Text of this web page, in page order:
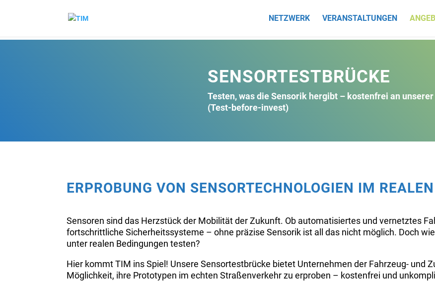
NETZWERK VERANSTALTUNGEN
SENSORTESTBRÜCKE
Testen, was die Sensorik hergibt – kostenfrei an
(Test-before-invest)
ERPROBUNG VON SENSORTECHNOLOGIEN IM REALEN
Sensoren sind das Herzstück der Mobilität der Zukunft. Ob automatisiertes und vernetztes
fortschrittliche Sicherheitssysteme – ohne präzise Sensorik ist all das nicht möglich. Doch
unter realen Bedingungen testen?
Hier kommt TIM ins Spiel! Unsere Sensortestbrücke bietet Unternehmen der Fahrzeug- und
Möglichkeit, ihre Prototypen im echten Straßenverkehr zu erproben – kostenfrei und